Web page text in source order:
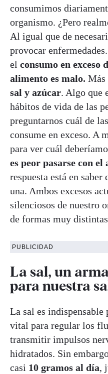
consumimos
organismo. ¿Pero
Al igual que de
provocar
el consumo en exceso
alimento es malo. Más
sal y azúcar. Algo que
hábitos de vida de las
preguntarnos cuál de
consume en exceso. A
para ver cuál
es peor pasarse con el
respuesta está en
una. Ambos excesos
silenciosos de nuestro
de formas muy
PUBLICIDAD
La sal, un
para nuestra
La sal es
vital para regular los
transmitir impulsos
hidratados. Sin
casi 10 gramos al día,